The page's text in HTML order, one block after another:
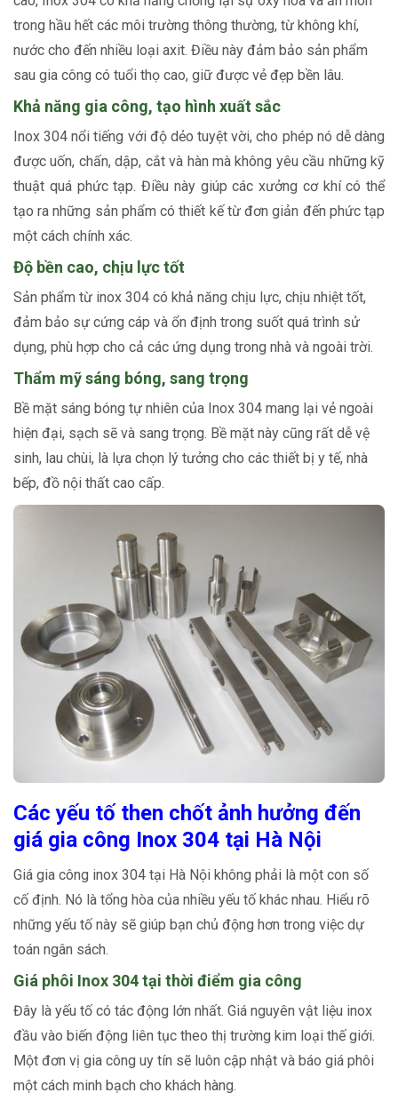
trong hầu hết các môi trường thông thường, từ không khí,
nước cho đến nhiều loại axit. Điều này đảm bảo sản phẩm
sau gia công có tuổi thọ cao, giữ được vẻ đẹp bền lâu.
Khả năng gia công, tạo hình xuất sắc
Inox 304 nổi tiếng với độ dẻo tuyệt vời, cho phép nó dễ dàng
được uốn, chấn, dập, cắt và hàn mà không yêu cầu những kỹ
thuật quá phức tạp. Điều này giúp các xưởng cơ khí có thể
tạo ra những sản phẩm có thiết kế từ đơn giản đến phức tạp
một cách chính xác.
Độ bền cao, chịu lực tốt
Sản phẩm từ inox 304 có khả năng chịu lực, chịu nhiệt tốt,
đảm bảo sự cứng cáp và ổn định trong suốt quá trình sử
dụng, phù hợp cho cả các ứng dụng trong nhà và ngoài trời.
Thẩm mỹ sáng bóng, sang trọng
Bề mặt sáng bóng tự nhiên của Inox 304 mang lại vẻ ngoài
hiện đại, sạch sẽ và sang trọng. Bề mặt này cũng rất dễ vệ
sinh, lau chùi, là lựa chọn lý tưởng cho các thiết bị y tế, nhà
bếp, đồ nội thất cao cấp.
Các yếu tố then chốt ảnh hưởng đến
giá gia công Inox 304 tại Hà Nội
Giá gia công inox 304 tại Hà Nội không phải là một con số
cố định. Nó là tổng hòa của nhiều yếu tố khác nhau. Hiểu rõ
những yếu tố này sẽ giúp bạn chủ động hơn trong việc dự
toán ngân sách.
Giá phôi Inox 304 tại thời điểm gia công
Đây là yếu tố có tác động lớn nhất. Giá nguyên vật liệu inox
đầu vào biến động liên tục theo thị trường kim loại thế giới.
Một đơn vị gia công uy tín sẽ luôn cập nhật và báo giá phôi
một cách minh bạch cho khách hàng.